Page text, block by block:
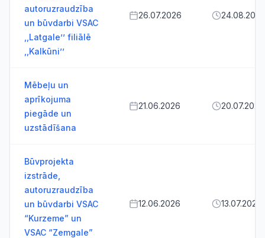
autoruzraudzība
un būvdarbi VSAC
,,Latgale’’ filiālē
,,Kalkūni’’
26.07.2026 24.08.2026
Mēbeļu un
aprīkojuma
piegāde un
uzstādīšana
21.06.2026 20.07.2026
Būvprojekta
izstrāde,
autoruzraudzība
un būvdarbi VSAC
“Kurzeme” un
VSAC “Zemgale”
12.06.2026 13.07.2026